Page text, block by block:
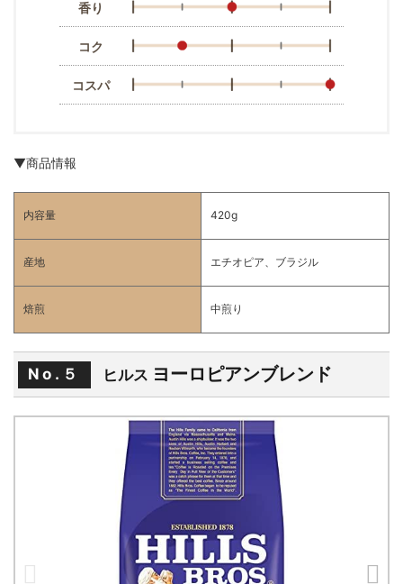
香り
コク
コスパ
▼商品情報
内容量 420g
産地 エチオピア、ブラジル
焙煎 中煎り
No.５ ヒルス ヨーロピアンブレンド